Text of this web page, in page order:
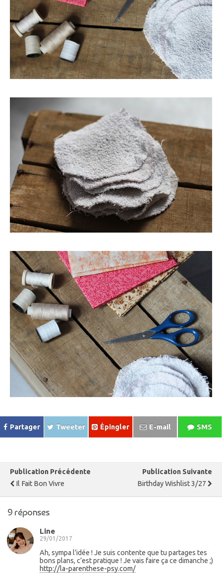
Partager Tweeter Épingler E-mail SMS
Publication Précédente
Il Fait Bon Vivre
Publication Suivante
Birthday Wishlist 3/27
9 réponses
Line
29/01/2017
Ah, sympa l’idée ! Je suis contente que tu partages tes
bons plans, c’est pratique ! Je vais faire ça ce dimanche ;)
http://la-parenthese-psy.com/